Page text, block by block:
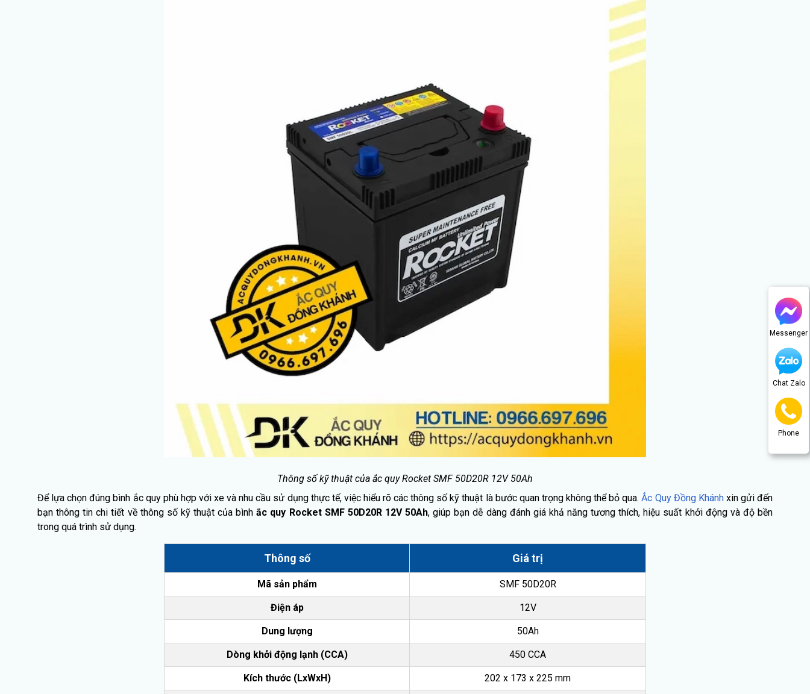
Messenger
Chat Zalo
Phone
Thông số kỹ thuật của ắc quy Rocket SMF 50D20R 12V 50Ah
Để lựa chọn đúng bình ắc quy phù hợp với xe và nhu cầu sử dụng thực tế, việc hiểu rõ các thông số kỹ thuật là bước quan trọng không thể bỏ qua.Ắc Quy Đồng Khánhxin gửi đến
bạn thông tin chi tiết về thông số kỹ thuật của bìnhắc quy Rocket SMF 50D20R 12V 50Ah, giúp bạn dễ dàng đánh giá khả năng tương thích, hiệu suất khởi động và độ bền
trong quá trình sử dụng.
Thông số Giá trị
Mã sản phẩm SMF 50D20R
Điện áp 12V
Dung lượng 50Ah
Dòng khởi động lạnh (CCA) 450 CCA
Kích thước (LxWxH) 202 x 173 x 225 mm